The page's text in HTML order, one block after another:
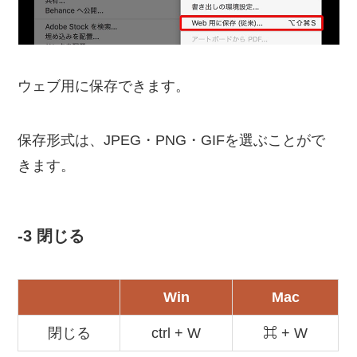
ウェブ用に保存できます。
保存形式は、JPEG・PNG・GIFを選ぶことがで
きます。
-3 閉じる
Win Mac
閉じる ctrl + W ⌘ + W